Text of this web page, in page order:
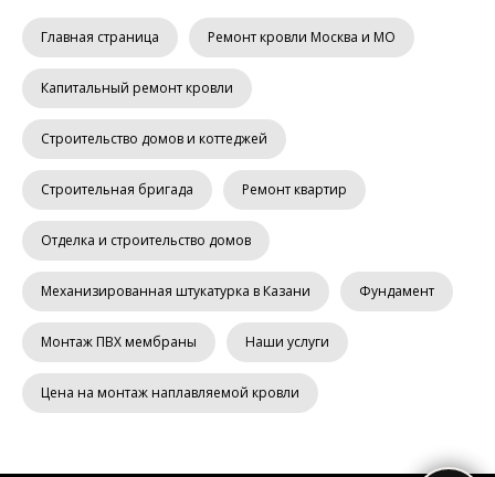
Главная страница Ремонт кровли Москва и МО
Капитальный ремонт кровли
Строительство домов и коттеджей
Строительная бригада Ремонт квартир
Отделка и строительство домов
Механизированная штукатурка в Казани Фундамент
Монтаж ПВХ мембраны Наши услуги
Цена на монтаж наплавляемой кровли